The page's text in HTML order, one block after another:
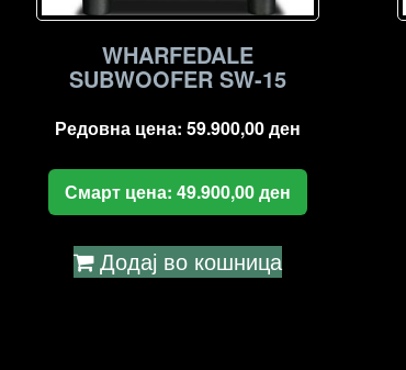
WHARFEDALE
SUBWOOFER SW-15
Редовна цена:59.900,00ден
Смарт цена:49.900,00ден
Додај во кошница